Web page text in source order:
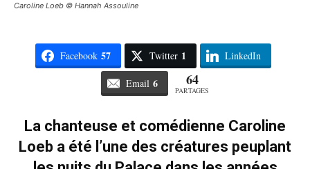
Caroline Loeb © Hannah Assouline
Facebook 57 Twitter 1 LinkedIn
Email 6 64
PARTAGES
La chanteuse et comédienne Caroline
Loeb a été l’une des créatures peuplant